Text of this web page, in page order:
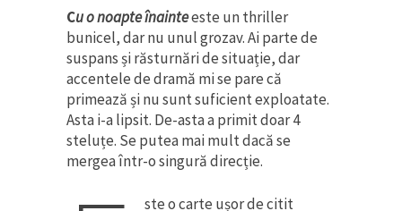
Cu o noapte înainteeste un thriller
bunicel, dar nu unul grozav. Ai parte de
suspans și răsturnări de situație, dar
accentele de dramă mi se pare că
primează și nu sunt suficient exploatate.
Asta i-a lipsit. De-asta a primit doar 4
steluțe. Se putea mai mult dacă se
mergea într-o singură direcție.
ste o carte ușor de citit